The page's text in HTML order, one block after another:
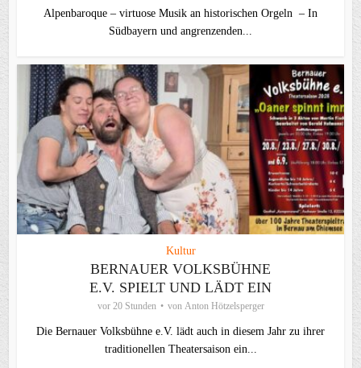
Alpenbaroque – virtuose Musik an historischen Orgeln – In
Südbayern und angrenzenden...
Kultur
BERNAUER VOLKSBÜHNE
E.V. SPIELT UND LÄDT EIN
vor 20 Stunden von Anton Hötzelsperger
Die Bernauer Volksbühne e.V. lädt auch in diesem Jahr zu ihrer
traditionellen Theater­saison ein...